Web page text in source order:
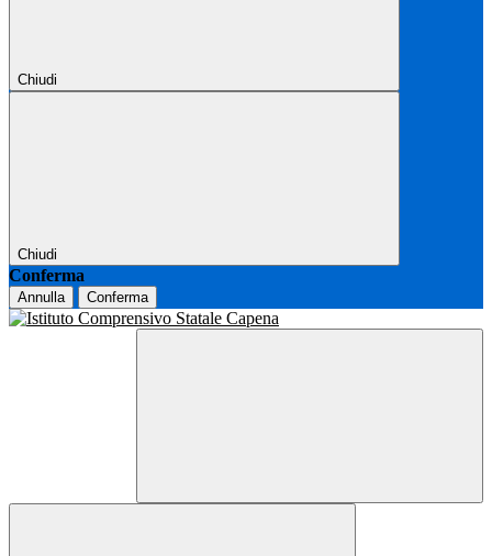
Chiudi
Chiudi
Conferma
Annulla Conferma